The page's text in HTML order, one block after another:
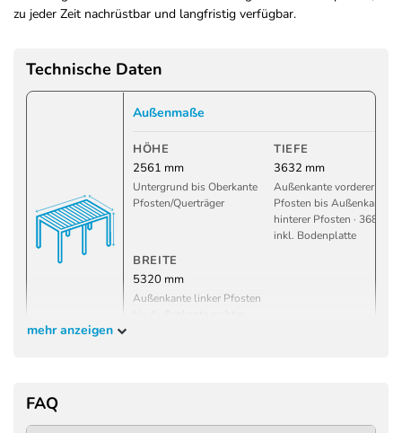
zu jeder Zeit nachrüstbar und langfristig verfügbar.
Technische Daten
Außenmaße
HÖHE
2561 mm
Untergrund bis Oberkante
Pfosten/Querträger
TIEFE
3632 mm
Außenkante vorderer
Pfosten bis Außenkante
hinterer Pfosten · 3684
inkl. Bodenplatte
BREITE
5320 mm
Außenkante linker Pfosten
DURCHGANGSHÖHE
mehr anzeigen
FAQ